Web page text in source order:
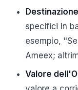
specifici in
esempio,
Ameex;
Valore